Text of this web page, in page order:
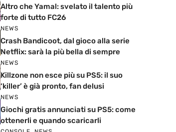
Altro che Yamal: svelato il talento più
forte di tutto FC26
NEWS
Crash Bandicoot, dal gioco alla serie
Netflix: sarà la più bella di sempre
NEWS
Killzone non esce più su PS5: il suo
‘killer’ è già pronto, fan delusi
NEWS
Giochi gratis annunciati su PS5: come
ottenerli e quando scaricarli